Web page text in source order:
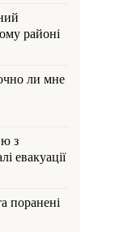
районі
ли мне
з
евакуації
поранені